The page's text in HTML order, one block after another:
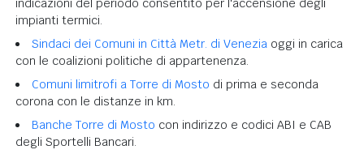
indicazioni del periodo consentito per l'accensione degli
impianti termici.
Sindaci dei Comuni in Città Metr. di Venezia oggi in carica
con le coalizioni politiche di appartenenza.
Comuni limitrofi a Torre di Mosto di prima e seconda
corona con le distanze in km.
Banche Torre di Mosto con indirizzo e codici ABI e CAB
degli Sportelli Bancari.